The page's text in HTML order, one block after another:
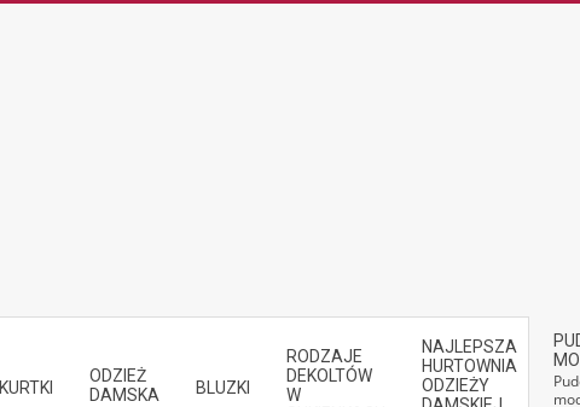
KURTKI
ODZIEŻ
DAMSKA
BLUZKI
RODZAJE
DEKOLTÓW
W
NAJLEPSZA
HURTOWNIA
ODZIEŻY